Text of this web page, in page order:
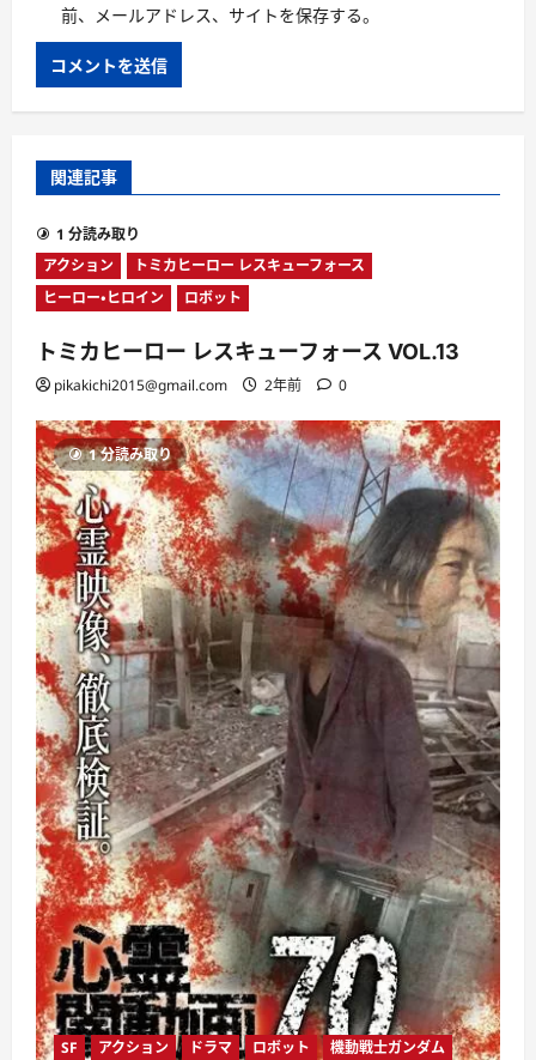
前、メールアドレス、サイトを保存する。
関連記事
1 分読み取り
アクション
トミカヒーロー レスキューフォース
ヒーロー・ヒロイン
ロボット
トミカヒーロー レスキューフォース VOL.13
pikakichi2015@gmail.com 2年前 0
1 分読み取り
SF アクション ドラマ ロボット 機動戦士ガンダム